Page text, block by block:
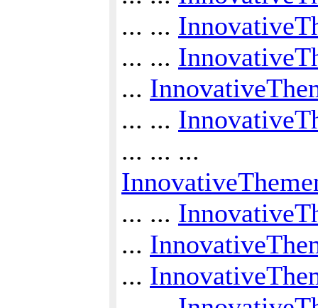
... ...
... ...
...
... ...
... ... ...
... ...
...
...